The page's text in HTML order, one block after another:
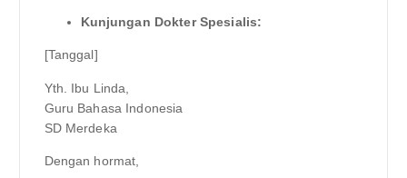
Kunjungan Dokter Spesialis:
[Tanggal]
Yth. Ibu Linda,
Guru Bahasa Indonesia
SD Merdeka
Dengan hormat,